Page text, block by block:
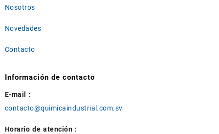
Nosotros
Novedades
Contacto
Información de contacto
E-mail :
contacto@quimicaindustrial.com.sv
Horario de atención :